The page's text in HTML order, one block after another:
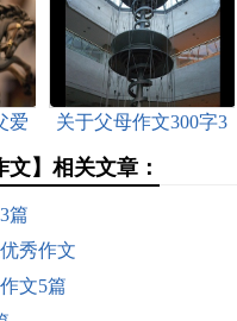
爱
关于父母作文300字3
文】相关文章：
篇
秀作文
文5篇